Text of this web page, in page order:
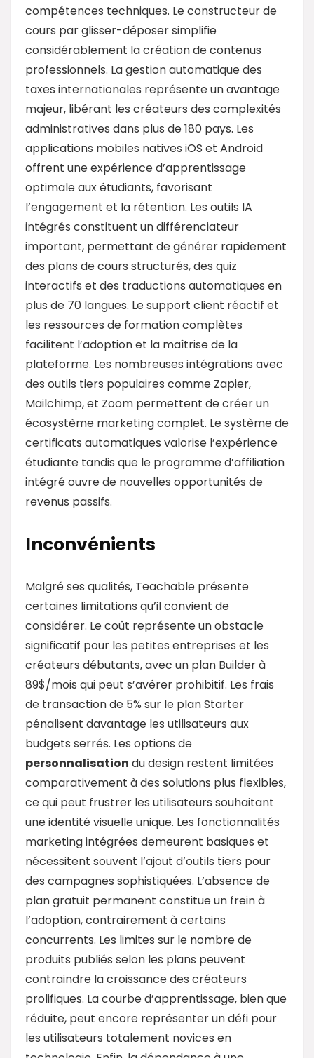
compétences techniques. Le constructeur de
cours par glisser-déposer simplifie
considérablement la création de contenus
professionnels. La gestion automatique des
taxes internationales représente un avantage
majeur, libérant les créateurs des complexités
administratives dans plus de 180 pays. Les
applications mobiles natives iOS et Android
offrent une expérience d’apprentissage
optimale aux étudiants, favorisant
l’engagement et la rétention. Les outils IA
intégrés constituent un différenciateur
important, permettant de générer rapidement
des plans de cours structurés, des quiz
interactifs et des traductions automatiques en
plus de 70 langues. Le support client réactif et
les ressources de formation complètes
facilitent l’adoption et la maîtrise de la
plateforme. Les nombreuses intégrations avec
des outils tiers populaires comme Zapier,
Mailchimp, et Zoom permettent de créer un
écosystème marketing complet. Le système de
certificats automatiques valorise l’expérience
étudiante tandis que le programme d’affiliation
intégré ouvre de nouvelles opportunités de
revenus passifs.
Inconvénients
Malgré ses qualités, Teachable présente
certaines limitations qu’il convient de
considérer. Le coût représente un obstacle
significatif pour les petites entreprises et les
créateurs débutants, avec un plan Builder à
89$/mois qui peut s’avérer prohibitif. Les frais
de transaction de 5% sur le plan Starter
pénalisent davantage les utilisateurs aux
budgets serrés. Les options de
personnalisation du design restent limitées
comparativement à des solutions plus flexibles,
ce qui peut frustrer les utilisateurs souhaitant
une identité visuelle unique. Les fonctionnalités
marketing intégrées demeurent basiques et
nécessitent souvent l’ajout d’outils tiers pour
des campagnes sophistiquées. L’absence de
plan gratuit permanent constitue un frein à
l’adoption, contrairement à certains
concurrents. Les limites sur le nombre de
produits publiés selon les plans peuvent
contraindre la croissance des créateurs
prolifiques. La courbe d’apprentissage, bien que
réduite, peut encore représenter un défi pour
les utilisateurs totalement novices en